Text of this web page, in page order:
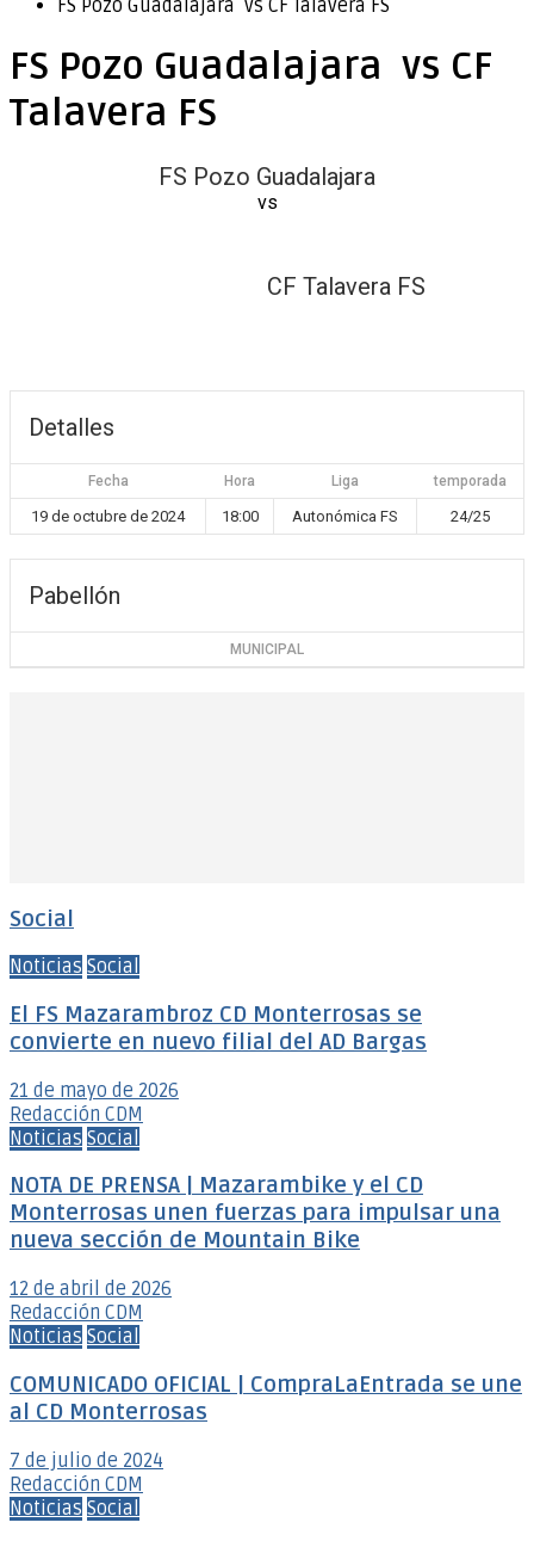
FS Pozo Guadalajara vs CF Talavera FS
FS Pozo Guadalajara vs CF
Talavera FS
FS Pozo Guadalajara
vs
CF Talavera FS
Detalles
Fecha Hora Liga temporada
19 de octubre de 2024 18:00 Autonómica FS 24/25
Pabellón
MUNICIPAL
Social
Noticias Social
El FS Mazarambroz CD Monterrosas se
convierte en nuevo filial del AD Bargas
21 de mayo de 2026
Redacción CDM
Noticias Social
NOTA DE PRENSA | Mazarambike y el CD
Monterrosas unen fuerzas para impulsar una
nueva sección de Mountain Bike
12 de abril de 2026
Redacción CDM
Noticias Social
COMUNICADO OFICIAL | CompraLaEntrada se une
al CD Monterrosas
7 de julio de 2024
Redacción CDM
Noticias Social